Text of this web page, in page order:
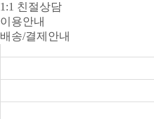
1:1 친절상담
이용안내
배송/결제안내